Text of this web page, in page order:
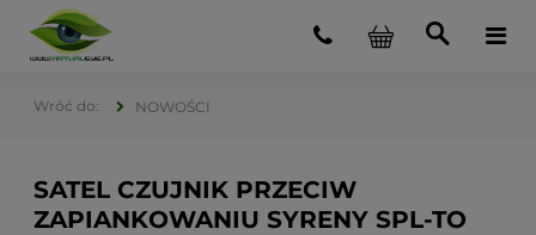
NOWOŚCI
SATEL CZUJNIK PRZECIW
ZAPIANKOWANIU SYRENY SPL-TO